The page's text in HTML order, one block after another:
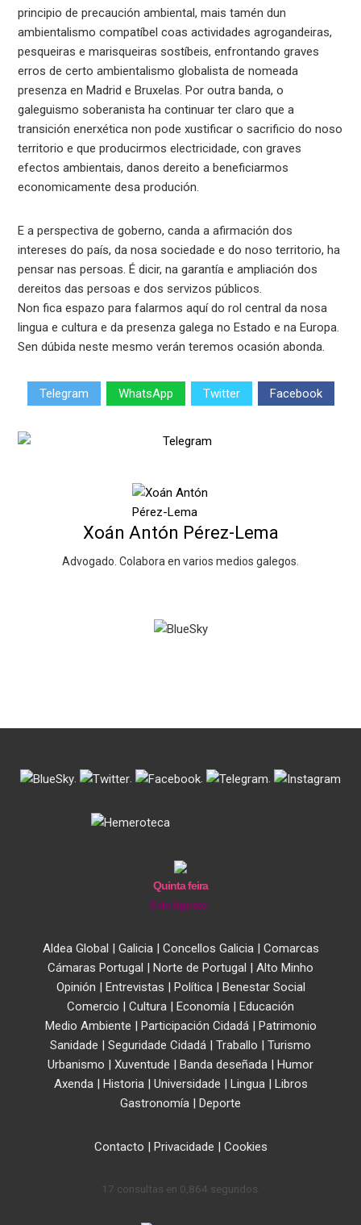
principio de precaución ambiental, mais tamén dun
ambientalismo compatíbel coas actividades agrogandeiras,
pesqueiras e marisqueiras sostíbeis, enfrontando graves
erros de certo ambientalismo globalista de nomeada
presenza en Madrid e Bruxelas. Por outra banda, o
galeguismo soberanista ha continuar ter claro que a
transición enerxética non pode xustificar o sacrificio do noso
territorio e que producirmos electricidade, con graves
efectos ambientais, danos dereito a beneficiarmos
economicamente desa produción.
E a perspectiva de goberno, canda a afirmación dos
intereses do país, da nosa sociedade e do noso territorio, ha
pensar nas persoas. É dicir, na garantía e ampliación dos
dereitos das persoas e dos servizos públicos.
Non fica espazo para falarmos aquí do rol central da nosa
lingua e cultura e da presenza galega no Estado e na Europa.
Sen dúbida neste mesmo verán teremos ocasión abonda.
Telegram WhatsApp Twitter Facebook
Xoán Antón Pérez-Lema
Advogado. Colabora en varios medios galegos.
. . . .
Quinta feira
6 de Agosto
Aldea Global | Galicia| Concellos Galicia| Comarcas
Cámaras Portugal | Norte de Portugal | Alto Minho
Opinión | Entrevistas | Política| Benestar Social
Comercio | Cultura | Economía | Educación
Medio Ambiente | Participación Cidadá| Patrimonio
Sanidade | Seguridade Cidadá | Traballo | Turismo
Urbanismo | Xuventude | Banda deseñada | Humor
Axenda| Historia| Universidade | Lingua| Libros
Gastronomía | Deporte
Contacto | Privacidade | Cookies
17 consultas en 0,864 segundos.